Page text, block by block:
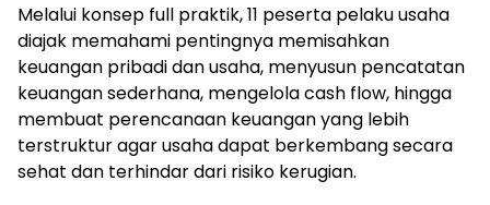
Melalui konsep full praktik, 11 peserta pelaku usaha
diajak memahami pentingnya memisahkan
keuangan pribadi dan usaha, menyusun pencatatan
keuangan sederhana, mengelola cash flow, hingga
membuat perencanaan keuangan yang lebih
terstruktur agar usaha dapat berkembang secara
sehat dan terhindar dari risiko kerugian.